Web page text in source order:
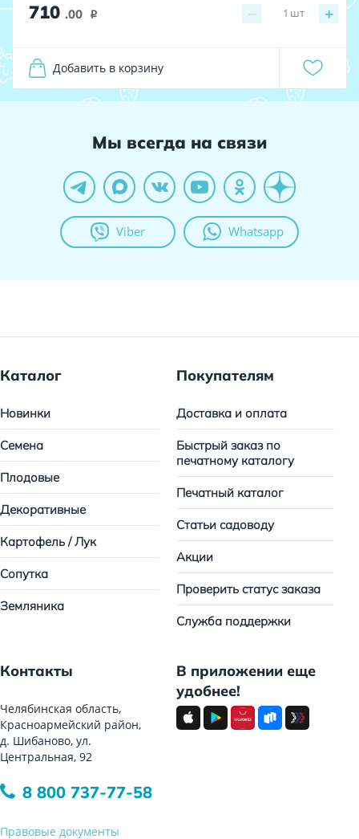
710 .00 i − +
1 шт
Добавить в корзину
Мы всегда на связи
Viber Whatsapp
Каталог
Новинки
Семена
Плодовые
Декоративные
Картофель / Лук
Сопутка
Земляника
Покупателям
Доставка и оплата
Быстрый заказ по
печатному каталогу
Печатный каталог
Статьи садоводу
Акции
Проверить статус заказа
Служба поддержки
Контакты
Челябинская область,
Красноармейский район,
д. Шибаново, ул.
Центральная, 92
8 800 737-77-58
Правовые документы
В приложении еще
удобнее!